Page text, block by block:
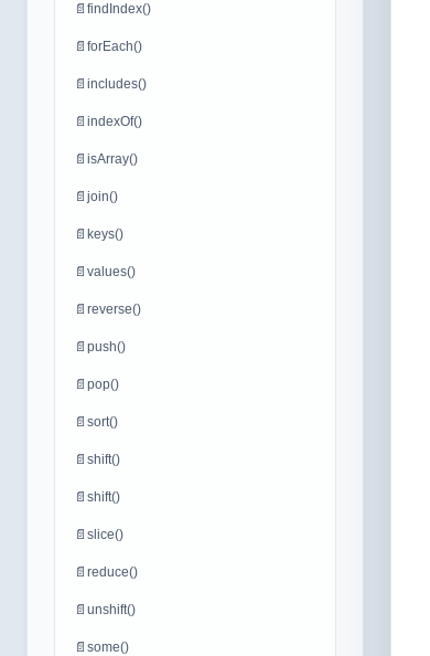
📄 findIndex()
📄 forEach()
📄 includes()
📄 indexOf()
📄 isArray()
📄 join()
📄 keys()
📄 values()
📄 reverse()
📄 push()
📄 pop()
📄 sort()
📄 shift()
📄 shift()
📄 slice()
📄 reduce()
📄 unshift()
📄 some()